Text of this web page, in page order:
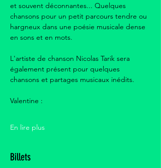
et souvent déconnantes... Quelques
chansons pour un petit parcours tendre ou
hargneux dans une poésie musicale dense
en sons et en mots.
L'artiste de chanson Nicolas Tarik sera
également présent pour quelques
chansons et partages musicaux inédits.
Valentine :
En lire plus
Billets